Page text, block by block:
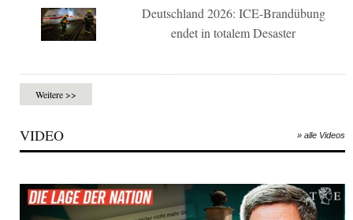
Deutschland 2026: ICE-Brandübung
endet in totalem Desaster
Weitere >>
VIDEO » alle Videos